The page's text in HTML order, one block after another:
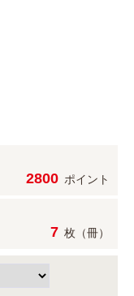
2800 ポイント
7 枚（冊）